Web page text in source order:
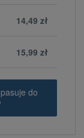
14,49 zł
15,99 zł
do